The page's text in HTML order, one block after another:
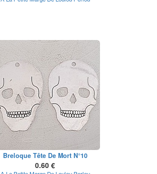
Breloque Tête De Mort N°10
0.60 €